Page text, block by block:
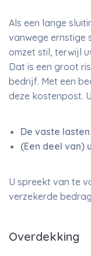
Als een lange
vanwege ernstige
omzet stil, terwijl
Dat is een groot
bedrijf. Met een
deze kostenpost.
De vaste
(Een deel van)
U spreekt van te
verzekerde
Overdekking